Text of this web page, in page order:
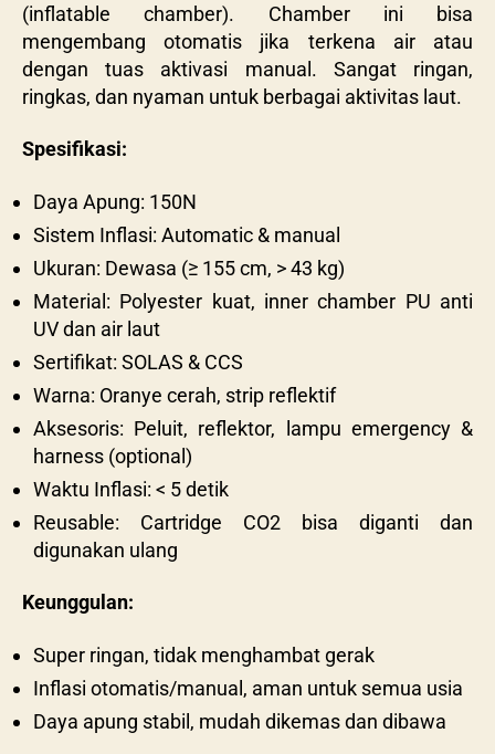
(inflatable chamber). Chamber ini bisa
mengembang otomatis jika terkena air atau
dengan tuas aktivasi manual. Sangat ringan,
ringkas, dan nyaman untuk berbagai aktivitas laut.
Spesifikasi:
Daya Apung: 150N
Sistem Inflasi: Automatic & manual
Ukuran: Dewasa (≥ 155 cm, > 43 kg)
Material: Polyester kuat, inner chamber PU anti
UV dan air laut
Sertifikat: SOLAS & CCS
Warna: Oranye cerah, strip reflektif
Aksesoris: Peluit, reflektor, lampu emergency &
harness (optional)
Waktu Inflasi: < 5 detik
Reusable: Cartridge CO2 bisa diganti dan
digunakan ulang
Keunggulan:
Super ringan, tidak menghambat gerak
Inflasi otomatis/manual, aman untuk semua usia
Daya apung stabil, mudah dikemas dan dibawa